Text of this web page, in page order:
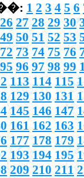
1 2 3 4 5 6
26 27 28 29 30
49 50 51 52 53
72 73 74 75 76
95 96 97 98 99
113 114 115
129 130 131
145 146 147
161 162 163
177 178 179
193 194 195
209 210 211